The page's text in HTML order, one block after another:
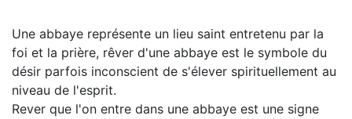
Une abbaye représente un lieu saint entretenu par la
foi et la prière, rêver d'une abbaye est le symbole du
désir parfois inconscient de s'élever spirituellement au
niveau de l'esprit.
Rever que l'on entre dans une abbaye est une signe